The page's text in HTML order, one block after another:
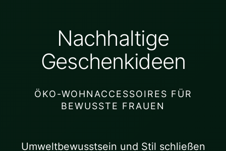
Nachhaltige
Geschenkideen
ÖKO-WOHNACCESSOIRES FÜR
BEWUSSTE FRAUEN
Umweltbewusstsein und Stil schließen